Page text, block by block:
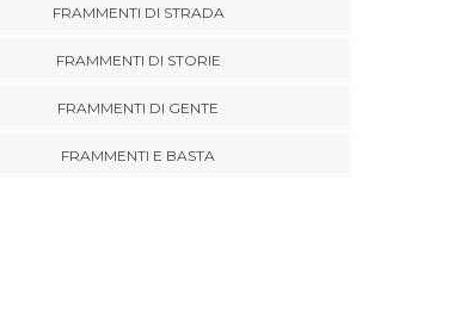
FRAMMENTI DI STRADA
FRAMMENTI DI STORIE
FRAMMENTI DI GENTE
FRAMMENTI E BASTA